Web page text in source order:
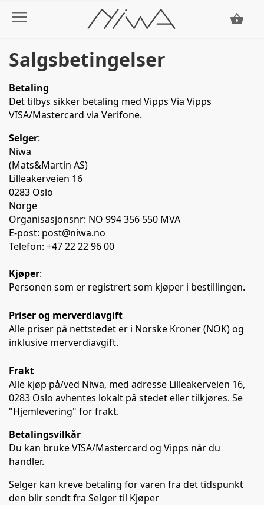
Salgsbetingelser
Betaling
Det tilbys sikker betaling med Vipps Via Vipps
VISA/Mastercard via Verifone.
Selger:
Niwa
(Mats&Martin AS)
Lilleakerveien 16
0283 Oslo
Norge
Organisasjonsnr: NO 994 356 550 MVA
E-post: post@niwa.no
Telefon: +47 22 22 96 00
Kjøper:
Personen som er registrert som kjøper i bestillingen.
Priser og merverdiavgift
Alle priser på nettstedet er i Norske Kroner (NOK) og
inklusive merverdiavgift.
Frakt
Alle kjøp på/ved Niwa, med adresse Lilleakerveien 16,
0283 Oslo avhentes lokalt på stedet eller tilkjøres. Se
"Hjemlevering" for frakt.
Betalingsvilkår
Du kan bruke VISA/Mastercard og Vipps når du
handler.
Selger kan kreve betaling for varen fra det tidspunkt
den blir sendt fra Selger til Kjøper